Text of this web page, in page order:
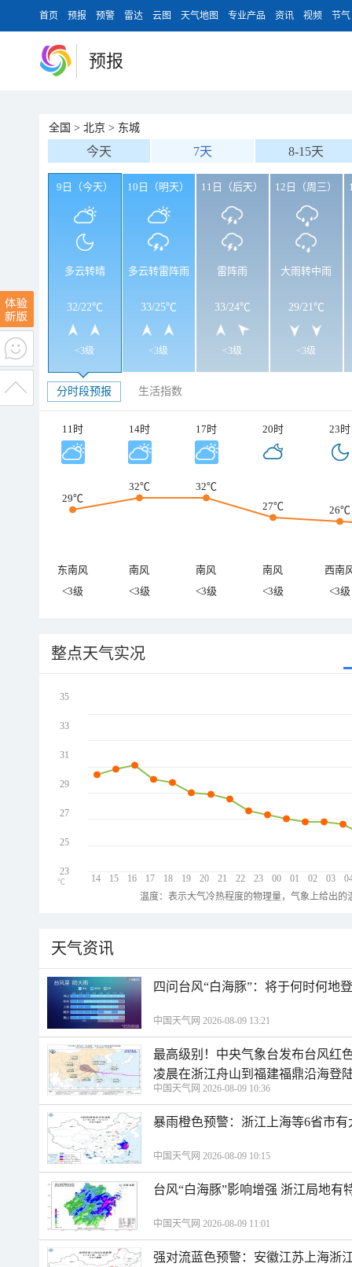
首页 预报 预警 雷达 云图 天气地图 专业产品 资讯 视频 节气
预报
全国 > 北京 > 东城
今天 7天 8-15天
9日（今天）
多云转晴
32/22℃
<3级
10日（明天）
多云转雷阵雨
33/25℃
<3级
11日（后天）
雷阵雨
33/24℃
<3级
12日（周三）
大雨转中雨
29/21℃
<3级
分时段预报 生活指数
11时 14时 17时 20时 23时
29℃
32℃
32℃
27℃
26℃
东南风 南风 南风 南风
西南
<3级
<3级 <3级 <3级 <3级
整点天气实况
14 15 16 17 18 19 20 21 22 23 00 01 02 03
35
33
31
29
27
25
23
℃
温度：表示大气冷热程度的物理量，气象上给出
天气资讯
四问台风“白海豚”：将于何时何地
中国天气网 2026-08-09 13:21
最高级别！中央气象台发布台风红
凌晨在浙江舟山到福建福鼎沿海登
中国天气网 2026-08-09 10:36
暴雨橙色预警：浙江上海等6省市
中国天气网 2026-08-09 10:15
台风“白海豚”影响增强 浙江局地有
中国天气网 2026-08-09 11:01
强对流蓝色预警：安徽江苏上海浙